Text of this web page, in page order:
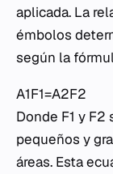
aplicada. La
émbolos
según la
A1​F1​​=A2​F2​​
Donde F1​ y
pequeños y
áreas. Esta